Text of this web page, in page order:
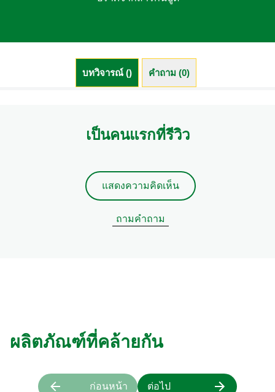
บทวิจารณ์ () คำถาม (0)
เป็นคนแรกที่รีวิว
แสดงความคิดเห็น
ถามคำถาม
ผลิตภัณฑ์ที่คล้ายกัน
ก่อนหน้า ต่อไป